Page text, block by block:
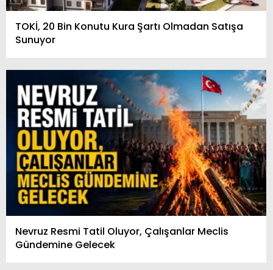
TOKİ, 20 Bin Konutu Kura Şartı Olmadan Satışa
Sunuyor
Nevruz Resmi Tatil Oluyor, Çalışanlar Meclis
Gündemine Gelecek